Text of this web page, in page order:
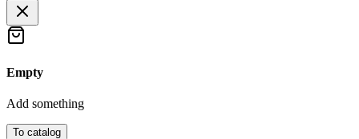
Empty
Add something
To catalog